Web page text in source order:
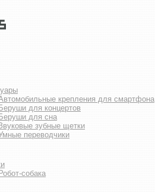
крепления для смартфона
Беруши для концертов
Беруши для сна
зубные щетки
переводчики
Робот-собака